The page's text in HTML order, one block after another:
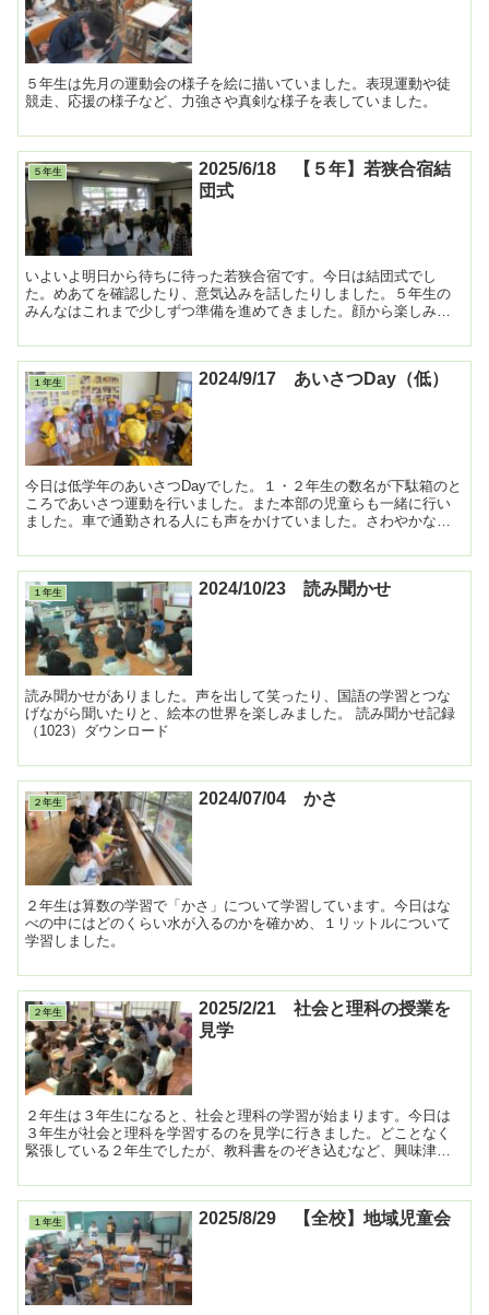
５年生は先月の運動会の様子を絵に描いていました。表現運動や徒
競走、応援の様子など、力強さや真剣な様子を表していました。
５年生
2025/6/18 【５年】若狭合宿結
団式
いよいよ明日から待ちに待った若狭合宿です。今日は結団式でし
た。めあてを確認したり、意気込みを話したりしました。５年生の
みんなはこれまで少しずつ準備を進めてきました。顔から楽しみが
き...
１年生 2024/9/17 あいさつDay（低）
今日は低学年のあいさつDayでした。１・２年生の数名が下駄箱のと
ころであいさつ運動を行いました。また本部の児童らも一緒に行い
ました。車で通勤される人にも声をかけていました。さわやかなあ
１年生 2024/10/23 読み聞かせ
読み聞かせがありました。声を出して笑ったり、国語の学習とつな
げながら聞いたりと、絵本の世界を楽しみました。 読み聞かせ記録
（1023）ダウンロード
２年生 2024/07/04 かさ
２年生は算数の学習で「かさ」について学習しています。今日はな
べの中にはどのくらい水が入るのかを確かめ、１リットルについて
学習しました。
２年生
2025/2/21 社会と理科の授業を
見学
２年生は３年生になると、社会と理科の学習が始まります。今日は
３年生が社会と理科を学習するのを見学に行きました。どことなく
緊張している２年生でしたが、教科書をのぞき込むなど、興味津々
１年生 2025/8/29 【全校】地域児童会